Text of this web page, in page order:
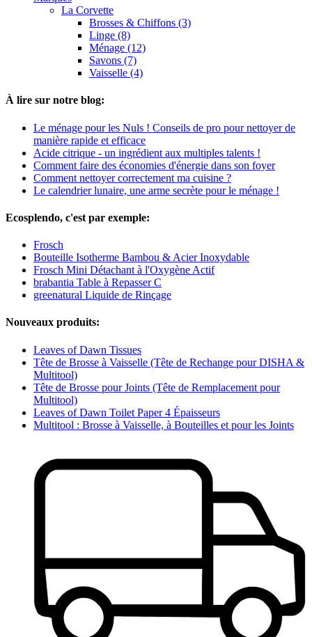
La Corvette
Brosses & Chiffons (3)
Linge (8)
Ménage (12)
Savons (7)
Vaisselle (4)
À lire sur notre blog:
Le ménage pour les Nuls ! Conseils de pro pour nettoyer de
manière rapide et efficace
Acide citrique - un ingrédient aux multiples talents !
Comment faire des économies d'énergie dans son foyer
Comment nettoyer correctement ma cuisine ?
Le calendrier lunaire, une arme secrète pour le ménage !
Ecosplendo, c'est par exemple:
Frosch
Bouteille Isotherme Bambou & Acier Inoxydable
Frosch Mini Détachant à l'Oxygène Actif
brabantia Table à Repasser C
greenatural Liquide de Rinçage
Nouveaux produits:
Leaves of Dawn Tissues
Tête de Brosse à Vaisselle (Tête de Rechange pour DISHA &
Multitool)
Tête de Brosse pour Joints (Tête de Remplacement pour
Multitool)
Leaves of Dawn Toilet Paper 4 Épaisseurs
Multitool : Brosse à Vaisselle, à Bouteilles et pour les Joints